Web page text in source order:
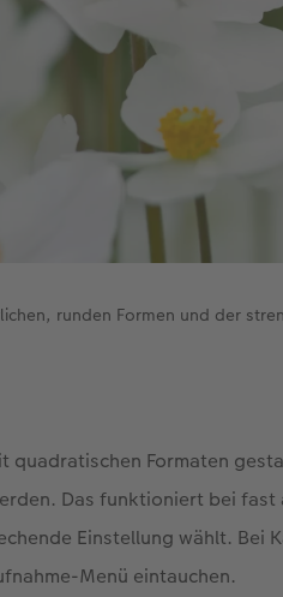
runden Formen und der
quadratischen Formaten
Das funktioniert bei
Einstellung wählt. Bei
Menü eintauchen.